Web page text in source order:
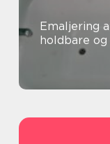
Emaljering
holdbare